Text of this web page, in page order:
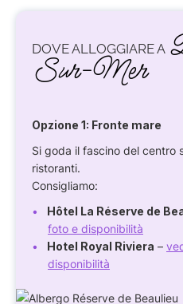
DOVE ALLOGGIARE A
Sur-Mer
Opzione 1: Fronte mare
Si goda il fascino del centro
ristoranti.
Consigliamo:
Hôtel La Réserve de
foto e disponibilità
Hotel Royal Riviera –
disponibilità